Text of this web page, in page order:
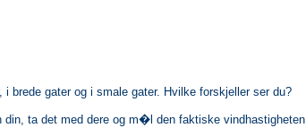
gater og i smale gater. Hvilke forskjeller ser du?
ta det med dere og m�l den faktiske vindhastigheten